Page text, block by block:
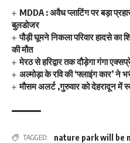
MDDA : अवैध प्लाटिंग पर बड़ा
बुलडोजर
पौड़ी घूमने निकला परिवार हादसे का
की मौत
मेरठ से हरिद्वार तक दौड़ेगा गंगा
अल्मोड़ा के रवि की ‘फ्लाइंग कार’ ने
मौसम अलर्ट ,गुरुवार को देहरादून में
TAGGED: nature park will be